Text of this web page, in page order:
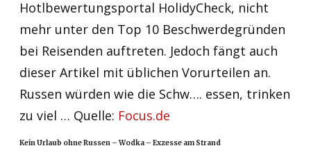
Hotlbewertungsportal HolidyCheck, nicht
mehr unter den Top 10 Beschwerdegründen
bei Reisenden auftreten. Jedoch fängt auch
dieser Artikel mit üblichen Vorurteilen an.
Russen würden wie die Schw…. essen, trinken
zu viel … Quelle: Focus.de
Kein Urlaub ohne Russen – Wodka – Exzesse am Strand